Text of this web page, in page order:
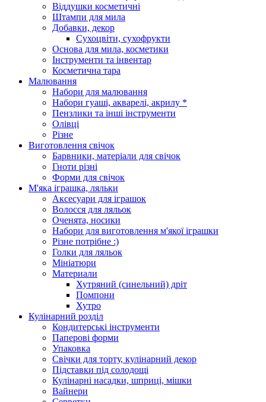
Віддушки косметичні
Штампи для мила
Добавки, декор
Сухоцвіти, сухофрукти
Основа для мила, косметики
Інструменти та інвентар
Косметична тара
Малювання
Набори для малювання
Набори гуаші, акварелі, акрилу *
Пензлики та інші інструменти
Олівці
Різне
Виготовлення свічок
Барвники, матеріали для свічок
Гноти різні
Форми для свічок
М'яка іграшка, ляльки
Аксесуари для іграшок
Волосся для ляльок
Оченята, носики
Набори для виготовлення м'якої іграшки
Різне потрібне :)
Голки для ляльок
Мініатюри
Материали
Хутряний (синельний) дріт
Помпони
Хутро
Кулінарний розділ
Кондитерські інструменти
Паперові форми
Упаковка
Свічки для торту, кулінарний декор
Підставки під солодощі
Кулінарні насадки, шприці, мішки
Вайнери